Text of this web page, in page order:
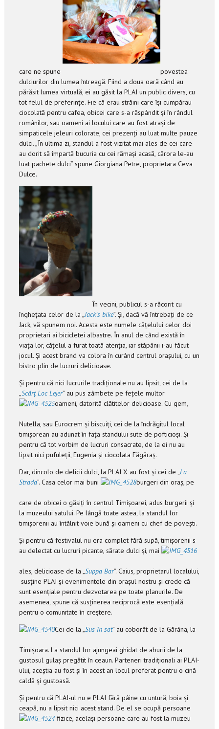
care ne spune
povestea
dulciurilor din lumea întreagă. Fiind a doua oară când au
părăsit lumea virtuală, ei au găsit la PLAI un public divers, cu
tot felul de preferințe. Fie că erau străini care își cumpărau
ciocolată pentru cafea, obicei care s-a răspândit și în rândul
românilor, sau oameni ai locului care au fost atrași de
simpaticele jeleuri colorate, cei prezenți au luat multe pauze
dulci. „În ultima zi, standul a fost vizitat mai ales de cei care
au dorit să împartă bucuria cu cei rămași acasă, cărora le-au
luat pachete dulci” spune Giorgiana Petre, proprietara Ceva
Dulce.
În vecini, publicul s-a răcorit cu
înghețata celor de la „Jack’s bike”. Și, dacă vă întrebați de ce
Jack, vă spunem noi. Acesta este numele cățelului celor doi
proprietari ai bicicletei albastre. În anul de când există în
viața lor, cățelul a furat toată atenția, iar stăpânii i-au făcut
jocul. Și acest brand va colora în curând centrul orașului, cu un
bistro plin de lucruri delicioase.
Și pentru că nici lucrurile tradiționale nu au lipsit, cei de la
„Scârț Loc Lejer” au pus zâmbete pe fețele multor
oameni, datorită clătitelor delicioase. Cu gem,
Nutella, sau Eurocrem și biscuiți, cei de la îndrăgitul local
timișorean au adunat în fața standului sute de pofticioși. Și
pentru că tot vorbim de lucruri consacrate, de la ei nu au
lipsit nici pufuleții, Eugenia și ciocolata Făgăraș.
Dar, dincolo de delicii dulci, la PLAI X au fost și cei de „La
Strada”. Casa celor mai buni burgeri din oraș, pe
care de obicei o găsiți în centrul Timișoarei, adus burgerii și
la muzeului satului. Pe lângă toate astea, la standul lor
timișorenii au întâlnit voie bună și oameni cu chef de povești.
Și pentru că festivalul nu era complet fără supă, timișorenii s-
au delectat cu lucruri picante, sărate dulci și, mai
ales, delicioase de la „Suppa Bar”. Caius, proprietarul localului,
susține PLAI și evenimentele din orașul nostru și crede că
sunt esențiale pentru dezvotarea pe toate planurile. De
asemenea, spune că susținerea reciprocă este esențială
pentru o comunitate în creștere.
Cei de la „Sus în sat” au coborât de la Gărâna, la
Timișoara. La standul lor ajungeai ghidat de aburii de la
gustosul gulaș pregătit în ceaun. Parteneri tradiționali ai PLAI-
ului, aceștia au fost și în acest an locul preferat pentru o cină
caldă și gustoasă.
Și pentru că PLAI-ul nu e PLAI fără pâine cu untură, boia și
ceapă, nu a lipsit nici acest stand. De el se ocupă persoane
fizice, același persoane care au fost la muzeu